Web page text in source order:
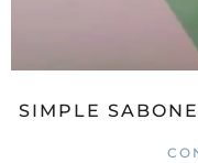
SIMPLE